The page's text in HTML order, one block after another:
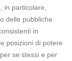
in particolare,
delle pubbliche
in
posizioni di potere
se stessi e per